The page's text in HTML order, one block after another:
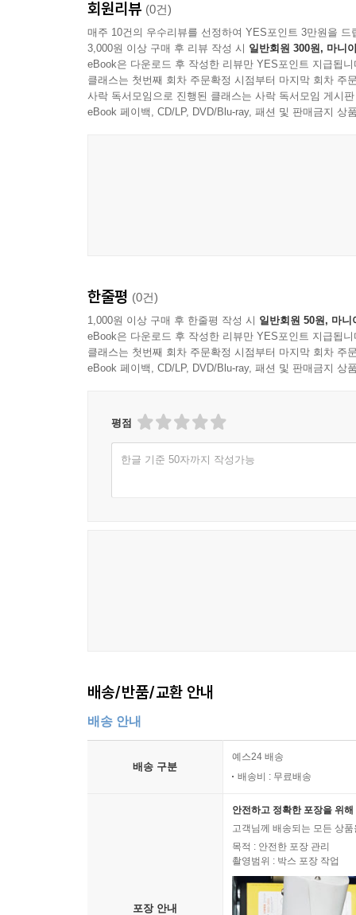
회원리뷰 (0건)
매주 10건의 우수리뷰를 선정하여 YES포인트 3만원을 드
3,000원 이상 구매 후 리뷰 작성 시 일반회원 300원, 마니
eBook은 다운로드 후 작성한 리뷰만 YES포인트 지급됩니
클래스는 첫번째 회차 주문확정 시점부터 마지막 회차 주
사락 독서모임으로 진행된 클래스는 사락 독서모임 게시
eBook 페이백, CD/LP, DVD/Blu-ray, 패션 및 판매금지 상
한줄평 (0건)
1,000원 이상 구매 후 한줄평 작성 시 일반회원 50원, 마니
eBook은 다운로드 후 작성한 리뷰만 YES포인트 지급됩니
클래스는 첫번째 회차 주문확정 시점부터 마지막 회차 주
eBook 페이백, CD/LP, DVD/Blu-ray, 패션 및 판매금지 상
평점
한글 기준 50자까지 작성가능
배송/반품/교환 안내
배송 안내
배송 구분
예스24 배송
배송비 : 무료배송
포장 안내
안전하고 정확한 포장을 위
고객님께 배송되는 모든 상
목적 : 안전한 포장 관리
촬영범위 : 박스 포장 작업